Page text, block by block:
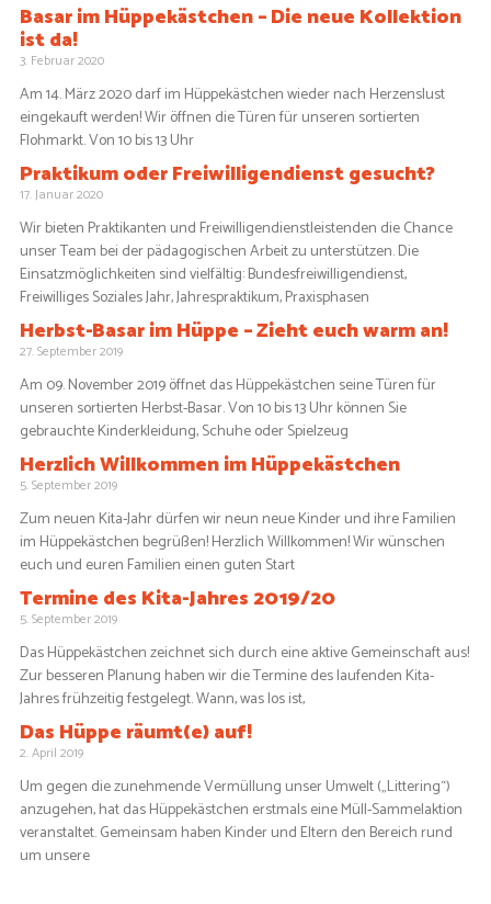
Basar im Hüppekästchen – Die neue Kollektion
ist da!
3. Februar 2020
Am 14. März 2020 darf im Hüppekästchen wieder nach Herzenslust
eingekauft werden! Wir öffnen die Türen für unseren sortierten
Flohmarkt. Von 10 bis 13 Uhr
Praktikum oder Freiwilligendienst gesucht?
17. Januar 2020
Wir bieten Praktikanten und Freiwilligendienstleistenden die Chance
unser Team bei der pädagogischen Arbeit zu unterstützen. Die
Einsatzmöglichkeiten sind vielfältig: Bundesfreiwilligendienst,
Freiwilliges Soziales Jahr, Jahrespraktikum, Praxisphasen
Herbst-Basar im Hüppe – Zieht euch warm an!
27. September 2019
Am 09. November 2019 öffnet das Hüppekästchen seine Türen für
unseren sortierten Herbst-Basar. Von 10 bis 13 Uhr können Sie
gebrauchte Kinderkleidung, Schuhe oder Spielzeug
Herzlich Willkommen im Hüppekästchen
5. September 2019
Zum neuen Kita-Jahr dürfen wir neun neue Kinder und ihre Familien
im Hüppekästchen begrüßen! Herzlich Willkommen! Wir wünschen
euch und euren Familien einen guten Start
Termine des Kita-Jahres 2019/20
5. September 2019
Das Hüppekästchen zeichnet sich durch eine aktive Gemeinschaft aus!
Zur besseren Planung haben wir die Termine des laufenden Kita-
Jahres frühzeitig festgelegt. Wann, was los ist,
Das Hüppe räumt(e) auf!
2. April 2019
Um gegen die zunehmende Vermüllung unser Umwelt („Littering“)
anzugehen, hat das Hüppekästchen erstmals eine Müll-Sammelaktion
veranstaltet. Gemeinsam haben Kinder und Eltern den Bereich rund
um unsere